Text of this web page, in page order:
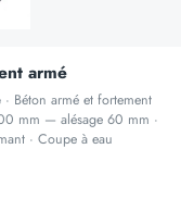
armé
· Béton armé et fortement
mm — alésage 60 mm ·
· Coupe à eau